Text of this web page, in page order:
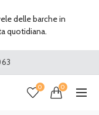
0 0
delle barche in
quotidiana.